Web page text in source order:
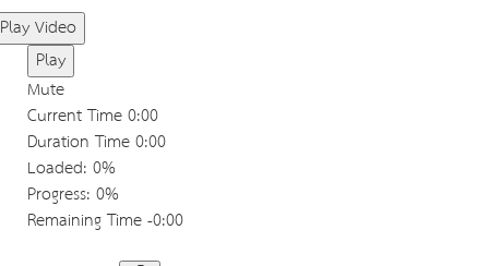
Play Video
Play
Mute
Current Time0:00
Duration Time0:00
Loaded: 0%
Progress: 0%
Remaining Time-0:00